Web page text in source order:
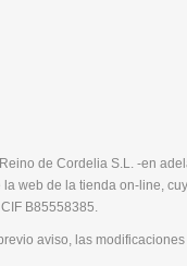
de Cordelia S.L. -en
web de la tienda on-line,
B85558385.
aviso, las